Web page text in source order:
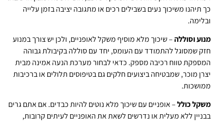
כך תיהנו משיכוך נעים בשבילים רכים או מתגובה יציבה בזמן עלייה
ובלימה.
מנוע וסוללה– שיכוך מלא מוסיף משקל לאופניים, ולכן יש צורך במנוע
חזק שמסוגל להתמודד עם העומס, יחד עם סוללה בקיבולת גבוהה
המספקת טווח רכיבה מספק. כדאי לבחור מערכת הנעה אמינה מבית
יצרן מוכר, שמבטיחה ביצועים חלקים גם בטיפוסים תלולים או ברכיבות
ממושכות.
משקל כולל– אופניים עם שיכוך מלא נוטים להיות כבדים. אם אתם גרים
בבניין ללא מעלית או נדרשים לשאת את האופניים לעיתים קרובות,